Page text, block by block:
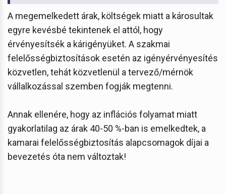
A megemelkedett árak, költségek miatt a károsultak
egyre kevésbé tekintenek el attól, hogy
érvényesítsék a kárigényüket. A szakmai
felelősségbiztosítások esetén az igényérvényesítés
közvetlen, tehát közvetlenül a tervező/mérnök
vállalkozással szemben fogják megtenni.
Annak ellenére, hogy az inflációs folyamat miatt
gyakorlatilag az árak 40-50 %-ban is emelkedtek, a
kamarai felelősségbiztosítás alapcsomagok díjai a
bevezetés óta nem változtak!